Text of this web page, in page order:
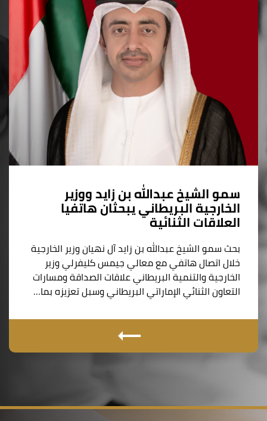
سمو الشيخ عبدالله بن زايد ووزير
الخارجية البريطاني يبحثان هاتفيا
العلاقات الثنائية
بحث سمو الشيخ عبدالله بن زايد آل نهيان وزير الخارجية
خلال اتصال هاتفي مع معالي جيمس كليفرلي وزير
الخارجية والتنمية البريطاني علاقات الصداقة ومسارات
التعاون الثنائي الإماراتي البريطاني وسبل تعزيزه بما…